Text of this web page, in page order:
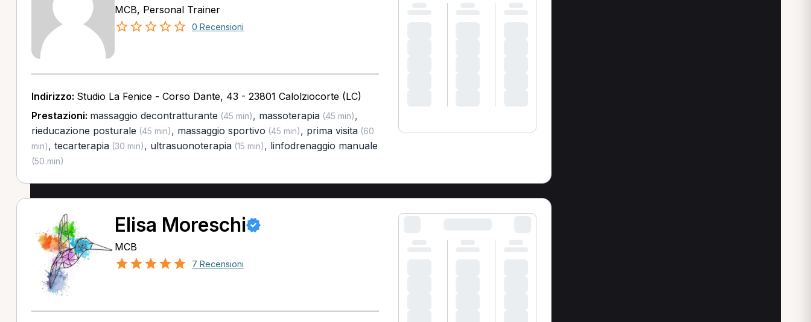
MCB, Personal Trainer
0 Recensioni
Indirizzo: Studio La Fenice - Corso Dante, 43 - 23801 Calolziocorte (LC)
Prestazioni: massaggio decontratturante (45 min), massoterapia(45 min),
rieducazione posturale (45 min), massaggio sportivo (45 min), prima visita(60
min), tecarterapia(30 min), ultrasuonoterapia(15 min), linfodrenaggio manuale
(50 min)
Elisa Moreschi
MCB
7 Recensioni